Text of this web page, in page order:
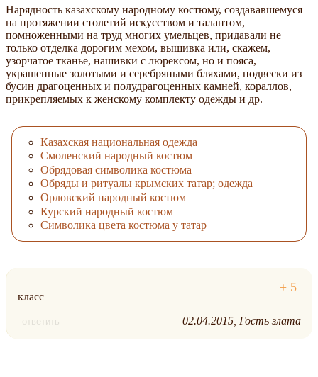
Нарядность казахскому народному костюму, создававшемуся
на протяжении столетий искусством и талантом,
помноженными на труд многих умельцев, придавали не
только отделка дорогим мехом, вышивка или, скажем,
узорчатое тканье, нашивки с люрексом, но и пояса,
украшенные золотыми и серебряными бляхами, подвески из
бусин драгоценных и полудрагоценных камней, кораллов,
прикрепляемых к женскому комплекту одежды и др.
Казахская национальная одежда
Смоленский народный костюм
Обрядовая символика костюма
Обряды и ритуалы крымских татар; одежда
Орловский народный костюм
Курский народный костюм
Символика цвета костюма у татар
класс
ответить 02.04.2015 Гость злата